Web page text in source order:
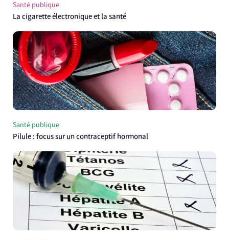
Santé publique
La cigarette électronique et la santé
Santé publique
Pilule : focus sur un contraceptif hormonal